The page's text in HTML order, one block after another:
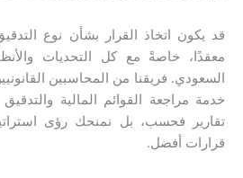
قد يكون اتخاذ القرار بشأن نوع
معقدًا، خاصةً مع كل التحديات
السعودي. فريقنا من المحاسبين
خدمة مراجعة القوائم المالية
تقارير فحسب، بل نمنحك رؤى
قرارات أفضل.